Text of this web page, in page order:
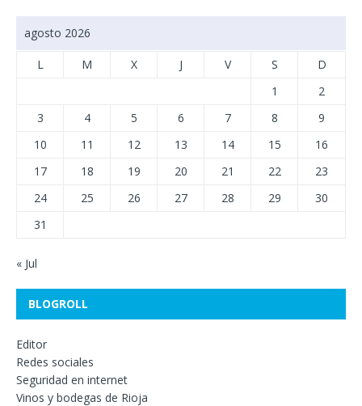
agosto 2026
L M X J V S
D
1
2
3
4 5 6 7 8
9
10
11 12 13 14 15
16
17
18 19 20 21 22
23
24
25 26 27 28 29
30
31
« Jul
BLOGROLL
Editor
Redes sociales
Seguridad en internet
Vinos y bodegas de Rioja